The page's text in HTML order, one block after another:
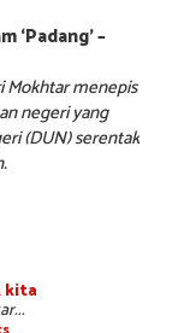
‘Padang’ –
Mokhtar menepis
negeri yang
(DUN) serentak
kita